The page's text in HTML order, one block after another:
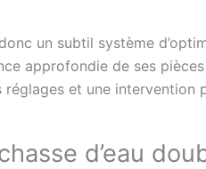
un subtil système
approfondie de ses
et une intervention
d’eau